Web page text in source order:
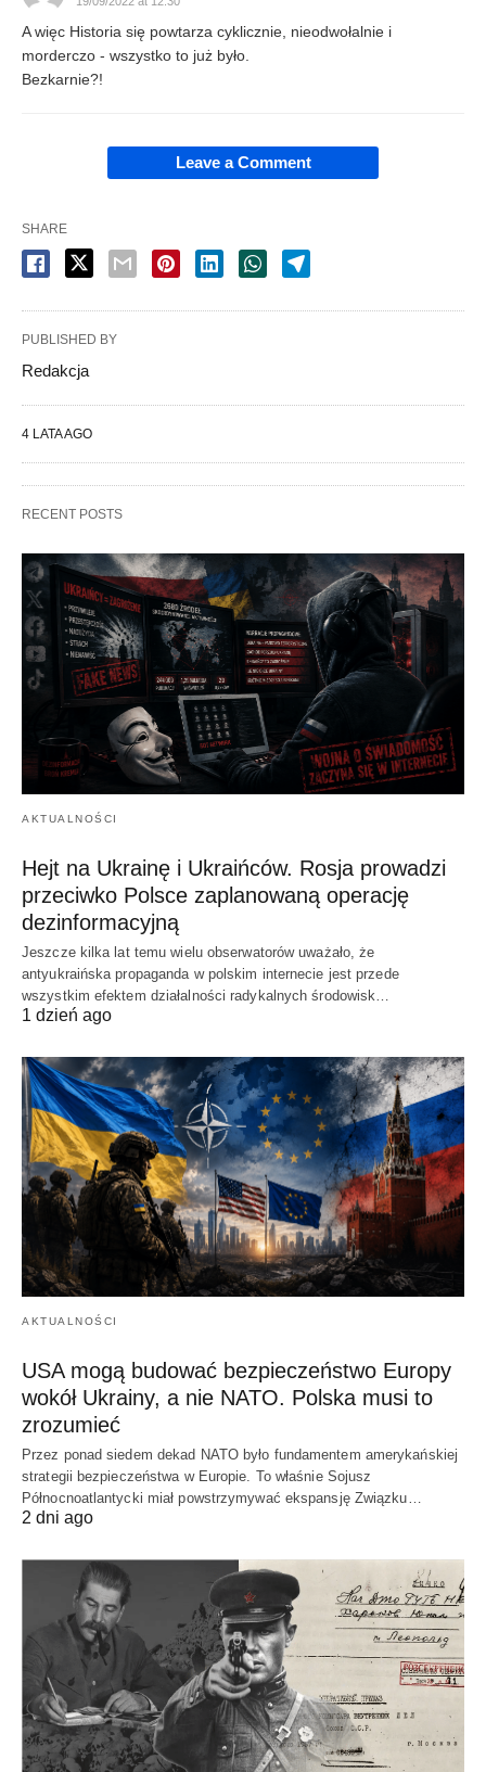
A więc Historia się powtarza cyklicznie, nieodwołalnie i
morderczo - wszystko to już było.
Bezkarnie?!
Leave a Comment
SHARE
PUBLISHED BY
Redakcja
4 LATA AGO
RECENT POSTS
AKTUALNOŚCI
Hejt na Ukrainę i Ukraińców. Rosja prowadzi
przeciwko Polsce zaplanowaną operację
dezinformacyjną
Jeszcze kilka lat temu wielu obserwatorów uważało, że
antyukraińska propaganda w polskim internecie jest przede
wszystkim efektem działalności radykalnych środowisk…
1 dzień ago
AKTUALNOŚCI
USA mogą budować bezpieczeństwo Europy
wokół Ukrainy, a nie NATO. Polska musi to
zrozumieć
Przez ponad siedem dekad NATO było fundamentem amerykańskiej
strategii bezpieczeństwa w Europie. To właśnie Sojusz
Północnoatlantycki miał powstrzymywać ekspansję Związku…
2 dni ago